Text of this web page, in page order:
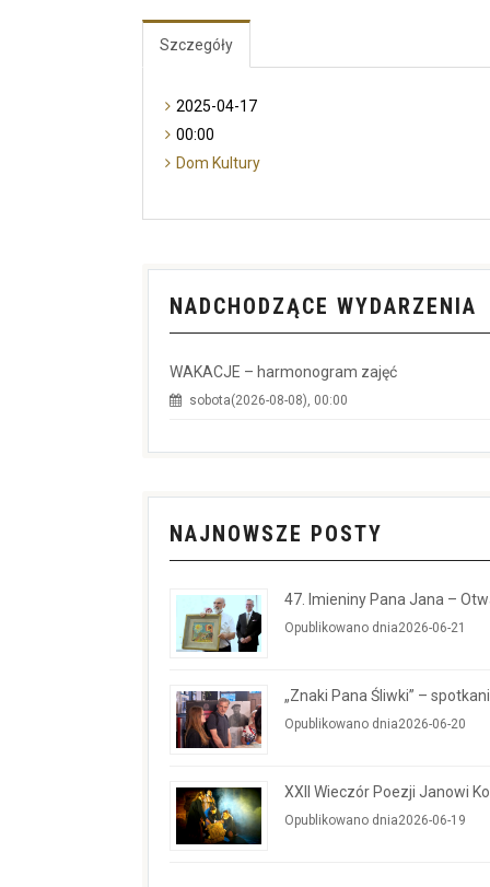
Szczegóły
2025-04-17
00:00
Dom Kultury
NADCHODZĄCE WYDARZENIA
WAKACJE – harmonogram zajęć
sobota(2026-08-08), 00:00
NAJNOWSZE POSTY
47. Imieniny Pana Jana –
Opublikowano dnia2026-06-21
„Znaki Pana Śliwki” –
Opublikowano dnia2026-06-20
XXII Wieczór Poezji Janowi
Opublikowano dnia2026-06-19